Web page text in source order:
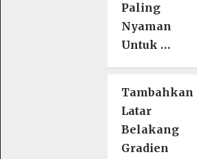
Paling
Nyaman
Untuk …
Tambahkan
Latar
Belakang
Gradien